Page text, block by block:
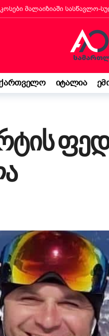
ემიგრანტს იტალიის
იტალიაში პოეზიის
შემოსავლის
დეკრეტი“
მაჩუქა, საქართველო კი ჩემი
იტალია